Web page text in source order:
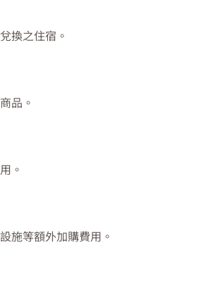
換之住宿。
品。
。
施等額外加購費用。